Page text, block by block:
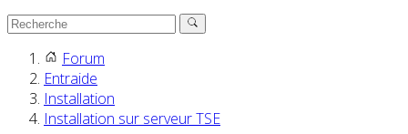
Forum
Entraide
Installation
Installation sur serveur TSE